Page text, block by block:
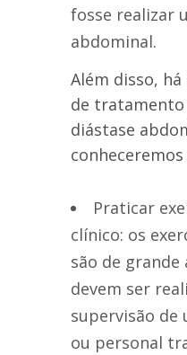
fosse realizar
abdominal.
Além disso,
de
diástase
Praticar
clínico: os
são de
devem ser
supervisão
ou personal